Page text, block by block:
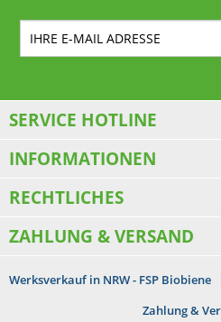
SERVICE HOTLINE
INFORMATIONEN
RECHTLICHES
ZAHLUNG & VERSAND
Werksverkauf in NRW - FSP Biobiene
Zahlung &